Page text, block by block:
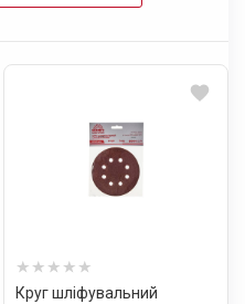
Круг шліфувальний